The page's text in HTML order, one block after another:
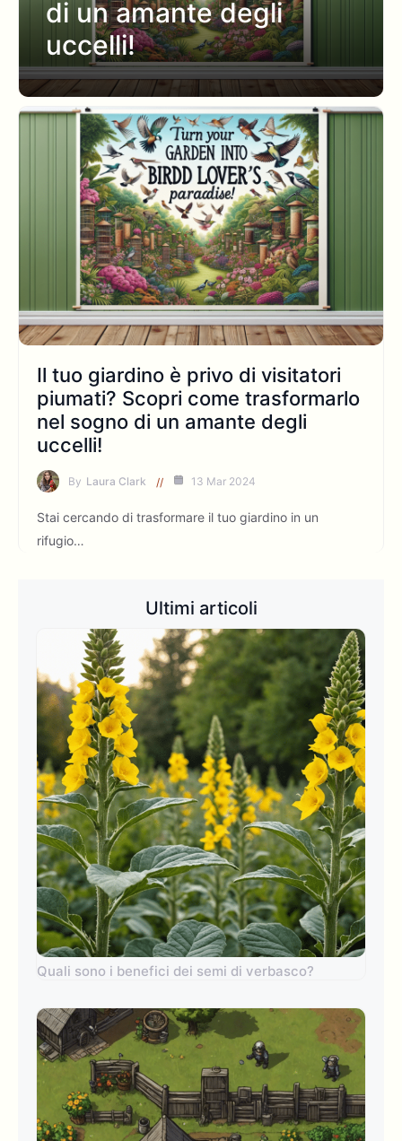
di un amante degli
uccelli!
Il tuo giardino è privo di visitatori
piumati? Scopri come trasformarlo
nel sogno di un amante degli
uccelli!
By Laura Clark 13 Mar 2024
Stai cercando di trasformare il tuo giardino in un
rifugio…
Ultimi articoli
Quali sono i benefici dei semi di verbasco?